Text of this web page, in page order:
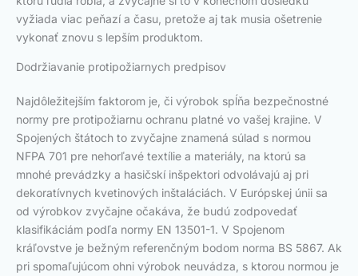
vyžiada viac peňazí a času, pretože aj tak musia ošetrenie
vykonať znovu s lepším produktom.
Dodržiavanie protipožiarnych predpisov
Najdôležitejším faktorom je, či výrobok spĺňa bezpečnostné
normy pre protipožiarnu ochranu platné vo vašej krajine. V
Spojených štátoch to zvyčajne znamená súlad s normou
NFPA 701 pre nehorľavé textílie a materiály, na ktorú sa
mnohé prevádzky a hasičskí inšpektori odvolávajú aj pri
dekoratívnych kvetinových inštaláciách. V Európskej únii sa
od výrobkov zvyčajne očakáva, že budú zodpovedať
klasifikáciám podľa normy EN 13501-1. V Spojenom
kráľovstve je bežným referenčným bodom norma BS 5867. Ak
pri spomaľujúcom ohni výrobok neuvádza, s ktorou normou je